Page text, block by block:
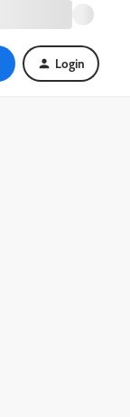
Login